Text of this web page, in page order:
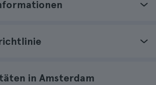
in Amsterdam